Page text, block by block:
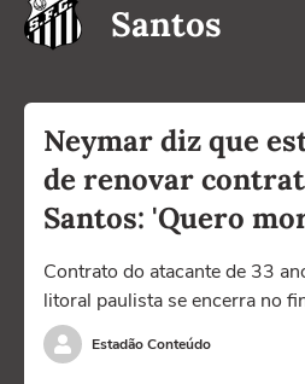
Santos
Neymar diz que
de renovar
Santos: 'Quero
Contrato do atacante de 33
litoral paulista se encerra no
Estadão Conteúdo